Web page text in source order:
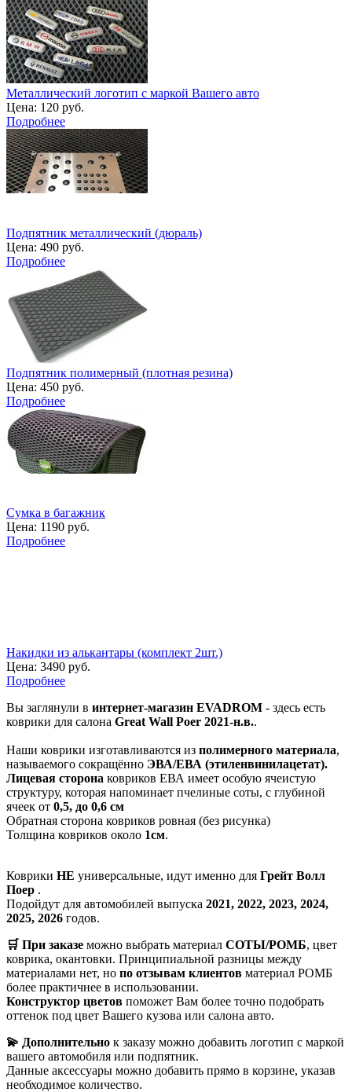
Металлический логотип с маркой Вашего авто
Цена: 120 руб.
Подробнее
Подпятник металлический (дюраль)
Цена: 490 руб.
Подробнее
Подпятник полимерный (плотная резина)
Цена: 450 руб.
Подробнее
Сумка в багажник
Цена: 1190 руб.
Подробнее
Накидки из алькантары (комплект 2шт.)
Цена: 3490 руб.
Подробнее
Вы заглянули в интернет-магазин EVADROM - здесь есть
коврики для салона Great Wall Poer 2021-н.в..
Наши коврики изготавливаются из полимерного материала,
называемого сокращённо ЭВА/ЕВА (этиленвинилацетат).
Лицевая сторона ковриков ЕВА имеет особую ячеистую
структуру, которая напоминает пчелиные соты, с глубиной
ячеек от 0,5, до 0,6 см
Обратная сторона ковриков ровная (без рисунка)
Толщина ковриков около 1см.
Коврики НЕ универсальные, идут именно для Грейт Волл
Поер .
Подойдут для автомобилей выпуска 2021, 2022, 2023, 2024,
2025, 2026 годов.
🛒 При заказе можно выбрать материал СОТЫ/РОМБ, цвет
коврика, окантовки. Принципиальной разницы между
материалами нет, но по отзывам клиентов материал РОМБ
более практичнее в использовании.
Конструктор цветов поможет Вам более точно подобрать
оттенок под цвет Вашего кузова или салона авто.
💫 Дополнительно к заказу можно добавить логотип с маркой
вашего автомобиля или подпятник.
Данные аксессуары можно добавить прямо в корзине, указав
необходимое количество.